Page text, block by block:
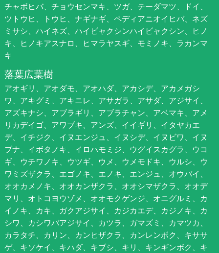
チャボヒバ、チョウセンマキ、ツガ、テーダマツ、ドイ、
ツトウヒ、トウヒ、ナギナギ、ペディアニオイヒバ、ネズ
ミサシ、ハイネズ、ハイビャクシンハイビャクシン、ヒノ
キ、ヒノキアスナロ、ヒマラヤスギ、モミノキ、ラカンマ
キ
落葉広葉樹
アオギリ、アオダモ、アオハダ、アカシデ、アカメガシ
ワ、アキグミ、アキニレ、アサガラ、アサダ、アジサイ、
アズキナシ、アブラギリ、アブラチャン、アベマキ、アメ
リカデイゴ、アワブキ、アンズ、イイギリ、イタヤカエ
デ、イチジク、イヌエンジュ、イヌシデ、イヌビワ、イヌ
ブナ、イボタノキ、イロハモミジ、ウグイスカグラ、ウコ
ギ、ウチワノキ、ウツギ、ウメ、ウメモドキ、ウルシ、ウ
ワミズザクラ、エゴノキ、エノキ、エンジュ、オウバイ、
オオカメノキ、オオカンザクラ、オオシマザクラ、オオデ
マリ、オトコヨウゾメ、オオモクゲンジ、オニグルミ、カ
イノキ、カキ、ガクアジサイ、カジカエデ、カジノキ、カ
シワ、カシワバアジサイ、カツラ、ガマズミ、カマツカ、
カラタチ、カリン、カンヒザクラ、カンレンボク、キササ
ゲ、キソケイ、キハダ、キブシ、キリ、キンギンボク、キ